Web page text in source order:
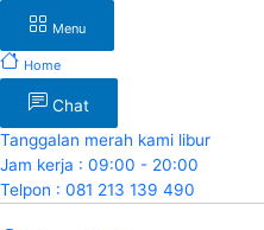
Menu
Home
Chat
Tanggalan merah kami libur
Jam kerja : 09:00 - 20:00
Telpon : 081 213 139 490